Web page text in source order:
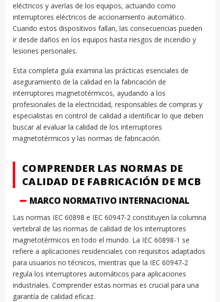
eléctricos y averías de los equipos, actuando como
interruptores eléctricos de accionamiento automático.
Cuando estos dispositivos fallan, las consecuencias pueden
ir desde daños en los equipos hasta riesgos de incendio y
lesiones personales.
Esta completa guía examina las prácticas esenciales de
aseguramiento de la calidad en la fabricación de
interruptores magnetotérmicos, ayudando a los
profesionales de la electricidad, responsables de compras y
especialistas en control de calidad a identificar lo que deben
buscar al evaluar la calidad de los interruptores
magnetotérmicos y las normas de fabricación.
COMPRENDER LAS NORMAS DE
CALIDAD DE FABRICACIÓN DE MCB
MARCO NORMATIVO INTERNACIONAL
Las normas IEC 60898 e IEC 60947-2 constituyen la columna
vertebral de las normas de calidad de los interruptores
magnetotérmicos en todo el mundo. La IEC 60898-1 se
refiere a aplicaciones residenciales con requisitos adaptados
para usuarios no técnicos, mientras que la IEC 60947-2
regula los interruptores automáticos para aplicaciones
industriales. Comprender estas normas es crucial para una
garantía de calidad eficaz.